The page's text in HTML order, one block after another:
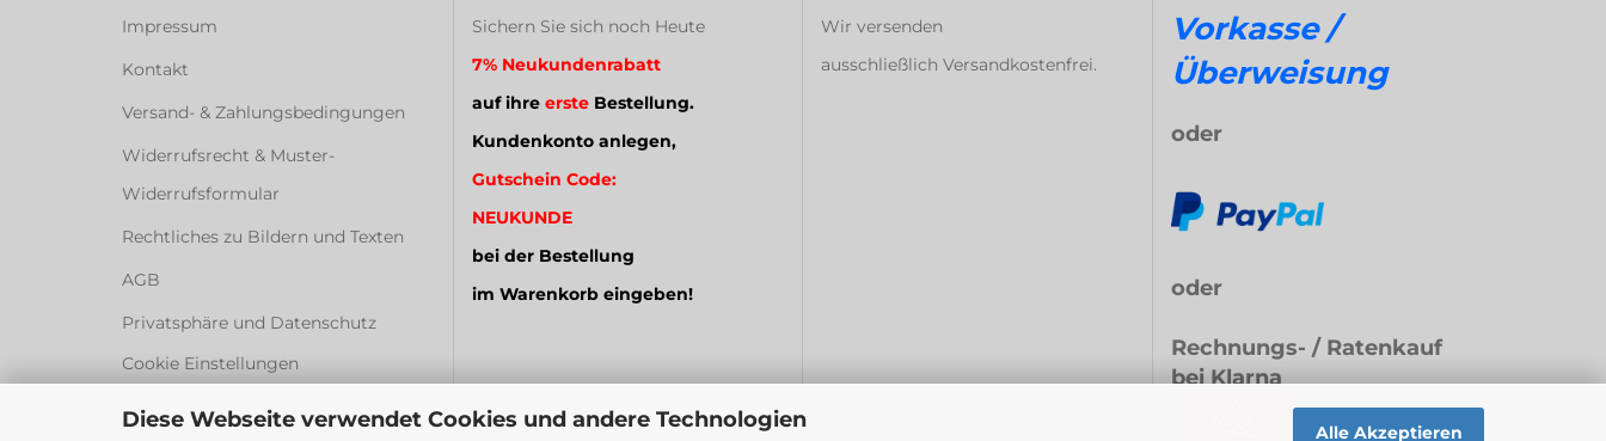
Diese Webseite verwendet Cookies und andere Technologien Alle Akzeptieren
Impressum
Kontakt
Versand- & Zahlungsbedingungen
Widerrufsrecht & Muster-
Widerrufsformular
Rechtliches zu Bildern und Texten
AGB
Privatsphäre und Datenschutz
Cookie Einstellungen
Sichern Sie sich noch Heute
7% Neukundenrabatt
auf ihre ersteBestellung.
Kundenkonto anlegen,
Gutschein Code:
NEUKUNDE
bei der Bestellung
im Warenkorb eingeben!
Wir versenden
ausschließlich Versandkostenfrei.
Vorkasse /
Überweisung
oder
oder
Rechnungs- / Ratenkauf
bei Klarna